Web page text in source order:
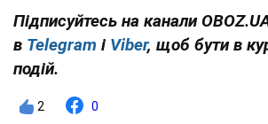
Підписуйтесь на канали
в Telegram і Viber, щоб бути в
подій.
2 0